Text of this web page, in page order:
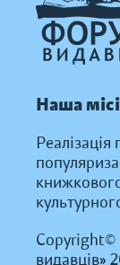
Наша
Copyright©
видавців»